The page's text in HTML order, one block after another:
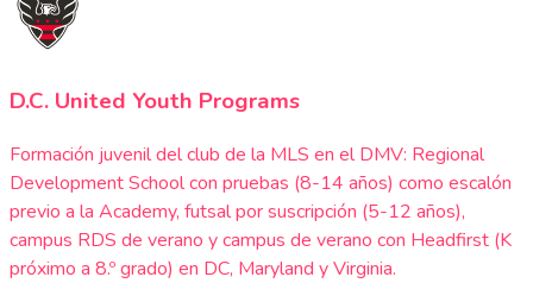
D.C. United Youth Programs
Formación juvenil del club de la MLS en el DMV: Regional
Development School con pruebas (8-14 años) como escalón
previo a la Academy, futsal por suscripción (5-12 años),
campus RDS de verano y campus de verano con Headfirst (K
próximo a 8.º grado) en DC, Maryland y Virginia.